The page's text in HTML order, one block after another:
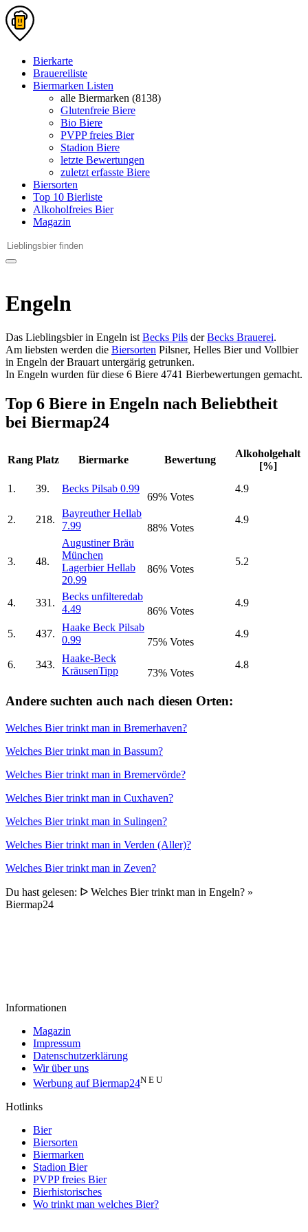
Bierkarte
Brauereiliste
Biermarken Listen
alle Biermarken (8138)
Glutenfreie Biere
Bio Biere
PVPP freies Bier
Stadion Biere
letzte Bewertungen
zuletzt erfasste Biere
Biersorten
Top 10 Bierliste
Alkoholfreies Bier
Magazin
Engeln
Das Lieblingsbier in Engeln ist Becks Pils derBecks Brauerei.
Am liebsten werden die Biersorten Pilsner, Helles Bier und Vollbier
in Engeln der Brauart untergärig getrunken.
In Engeln wurden für diese 6 Biere 4741 Bierbewertungen gemacht.
Top 6 Biere in Engeln nach Beliebtheit
bei Biermap24
Rang Platz Biermarke Bewertung
Alkoholgehalt
[%]
1.
39. Becks Pilsab 0.99
69% Votes
4.9
2. 218.
Bayreuther Hellab
7.99
88% Votes
4.9
3. 48.
Augustiner Bräu
München
Lagerbier Hellab
20.99
86% Votes
5.2
4. 331.
Becks unfilteredab
4.49
86% Votes
4.9
5. 437.
Haake Beck Pilsab
0.99
75% Votes
4.9
6. 343.
Haake-Beck
KräusenTipp 73% Votes
4.8
Andere suchten auch nach diesen Orten:
Welches Bier trinkt man in Bremerhaven?
Welches Bier trinkt man in Bassum?
Welches Bier trinkt man in Bremervörde?
Welches Bier trinkt man in Cuxhaven?
Welches Bier trinkt man in Sulingen?
Welches Bier trinkt man in Verden (Aller)?
Welches Bier trinkt man in Zeven?
Du hast gelesen: ᐅ Welches Bier trinkt man in Engeln? »
Biermap24
Informationen
Magazin
Impressum
Datenschutzerklärung
Wir über uns
Werbung auf Biermap24N E U
Hotlinks
Bier
Biersorten
Biermarken
Stadion Bier
PVPP freies Bier
Bierhistorisches
Wo trinkt man welches Bier?